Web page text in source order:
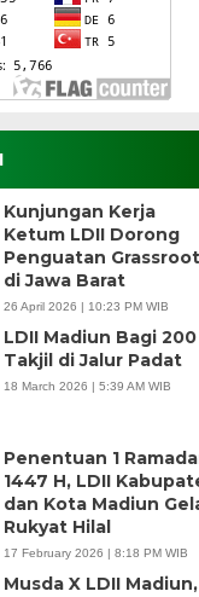
Kunjungan Kerja
Ketum LDII Dorong
Penguatan Grassroot
di Jawa Barat
26 April 2026 | 10:23 PM WIB
LDII Madiun Bagi 200
Takjil di Jalur Padat
18 March 2026 | 5:39 AM WIB
Penentuan 1
1447 H, LDII
dan Kota Madiun
Rukyat Hilal
17 February 2026 | 8:18 PM WIB
Musda X LDII Madiun,